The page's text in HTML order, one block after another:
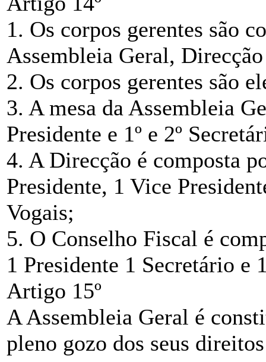
1. Os corpos gerentes são
Assembleia Geral,
2. Os corpos gerentes são
3. A mesa da Assembleia
Presidente e 1º e 2º
4. A Direcção é composta
Presidente, 1 Vice
Vogais;
5. O Conselho Fiscal é
1 Presidente 1 Secretário e
Artigo 15º
A Assembleia Geral é
pleno gozo dos seus